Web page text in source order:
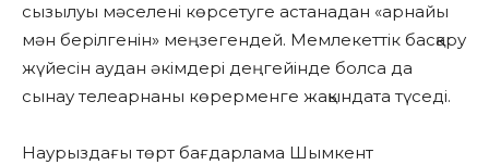
сызылуы мәселені көрсетуге астанадан «арнайы
мән берілгенін» меңзегендей. Мемлекеттік басқару
жүйесін аудан әкімдері деңгейінде болса да
сынау телеарнаны көрерменге жақындата түседі.
Наурыздағы төрт бағдарлама Шымкент